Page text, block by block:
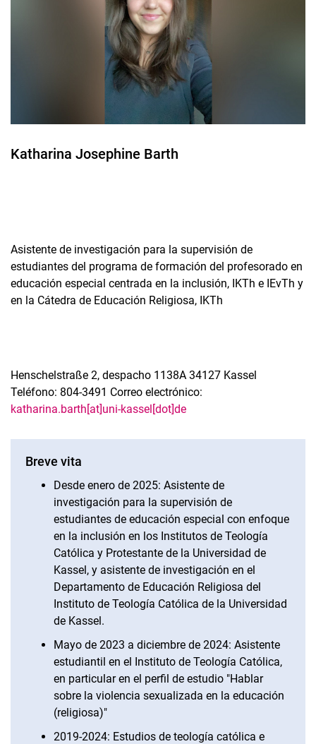
Katharina Josephine Barth
Asistente de investigación para la supervisión de
estudiantes del programa de formación del profesorado en
educación especial centrada en la inclusión, IKTh e IEvTh y
en la Cátedra de Educación Religiosa, IKTh
Henschelstraße 2, despacho 1138A 34127 Kassel
Teléfono: 804-3491 Correo electrónico:
katharina.barth[at]uni-kassel[dot]de
Breve vita
Desde enero de 2025: Asistente de
investigación para la supervisión de
estudiantes de educación especial con enfoque
en la inclusión en los Institutos de Teología
Católica y Protestante de la Universidad de
Kassel, y asistente de investigación en el
Departamento de Educación Religiosa del
Instituto de Teología Católica de la Universidad
de Kassel.
Mayo de 2023 a diciembre de 2024: Asistente
estudiantil en el Instituto de Teología Católica,
en particular en el perfil de estudio "Hablar
sobre la violencia sexualizada en la educación
(religiosa)"
2019-2024: Estudios de teología católica e